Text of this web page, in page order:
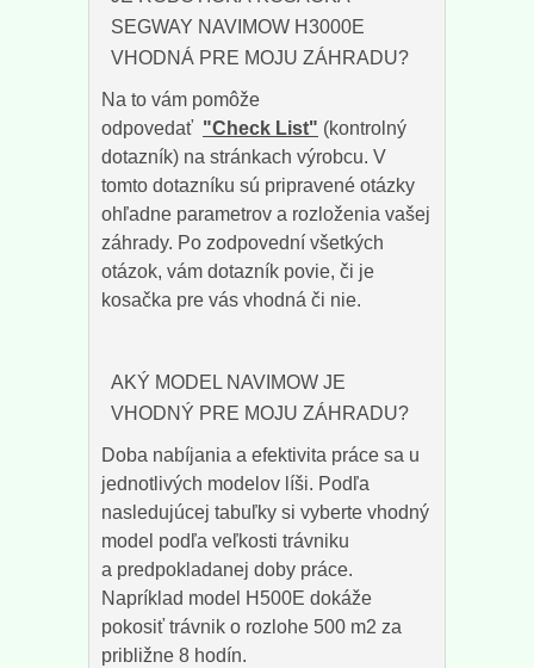
SEGWAY NAVIMOW H3000E
VHODNÁ PRE MOJU ZÁHRADU?
Na to vám pomôže
odpovedať "Check List" (kontrolný
dotazník) na stránkach výrobcu. V
tomto dotazníku sú pripravené otázky
ohľadne parametrov a rozloženia vašej
záhrady. Po zodpovední všetkých
otázok, vám dotazník povie, či je
kosačka pre vás vhodná či nie.
AKÝ MODEL NAVIMOW JE
VHODNÝ PRE MOJU ZÁHRADU?
Doba nabíjania a efektivita práce sa u
jednotlivých modelov líši. Podľa
nasledujúcej tabuľky si vyberte vhodný
model podľa veľkosti trávniku
a predpokladanej doby práce.
Napríklad model H500E dokáže
pokosiť trávnik o rozlohe 500 m2 za
približne 8 hodín.